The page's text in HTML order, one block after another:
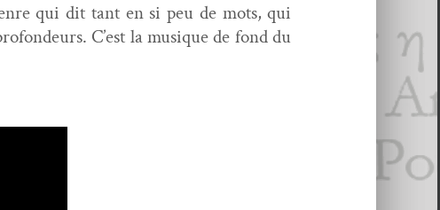
qui dit tant en si peu de mots, qui
C’est la musique de fond du